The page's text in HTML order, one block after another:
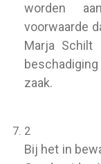
worden
voorwaarde
Marja
zaak.
2
Bij het in